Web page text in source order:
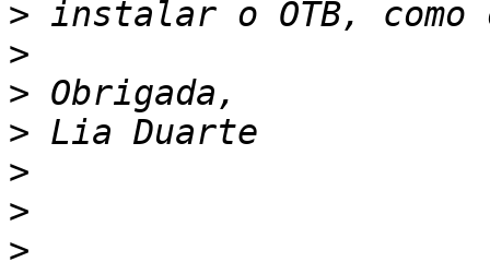
>
>
>
>
>
>
>